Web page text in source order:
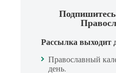
Рассылка выходит
Православный
день.